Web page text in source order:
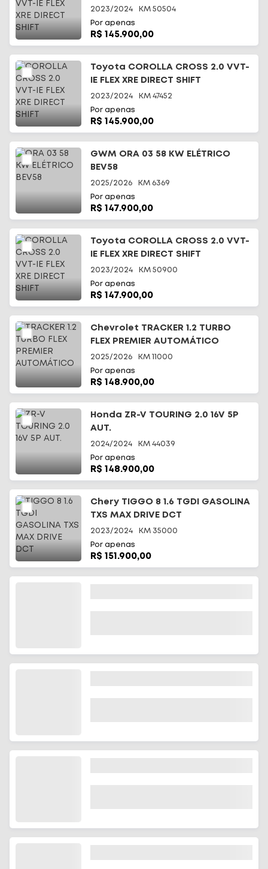
2023/2024 KM 50504
Por apenas
R$ 145.900,00
Toyota COROLLA CROSS 2.0 VVT-
IE FLEX XRE DIRECT SHIFT
2023/2024 KM 47452
Por apenas
R$ 145.900,00
GWM ORA 03 58 KW ELÉTRICO
BEV58
2025/2026 KM 6369
Por apenas
R$ 147.900,00
Toyota COROLLA CROSS 2.0 VVT-
IE FLEX XRE DIRECT SHIFT
2023/2024 KM 50900
Por apenas
R$ 147.900,00
Chevrolet TRACKER 1.2 TURBO
FLEX PREMIER AUTOMÁTICO
2025/2026 KM 11000
Por apenas
R$ 148.900,00
Honda ZR-V TOURING 2.0 16V 5P
AUT.
2024/2024 KM 44039
Por apenas
R$ 148.900,00
Chery TIGGO 8 1.6 TGDI GASOLINA
TXS MAX DRIVE DCT
2023/2024 KM 35000
Por apenas
R$ 151.900,00